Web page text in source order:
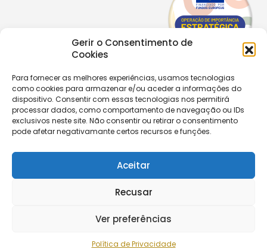
Gerir o Consentimento de
Cookies
Para fornecer as melhores experiências, usamos tecnologias
como cookies para armazenar e/ou aceder a informações do
dispositivo. Consentir com essas tecnologias nos permitirá
processar dados, como comportamento de navegação ou IDs
exclusivos neste site. Não consentir ou retirar o consentimento
pode afetar negativamante certos recursos e funções.
Aceitar
Recusar
Ver preferências
Política de Privacidade
Copyright © 2026 |Equipa de Comunicação Digital
Política de Privacidade| PPPDPAECM|PPRCIC
CONTACTOS
Segue-nos